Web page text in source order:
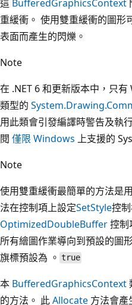
這 BufferedGraphicsContext
重緩衝。 使用雙重緩衝的圖形
表面而產生的閃爍。
Note
在 .NET 6 和更新版本中，只
類型的
用此類會引發編譯時警告及執
閱 僅限 Windows 上支援的
Note
使用雙重緩衝最簡單的方法是
法在控制項上設定SetStyle控
OptimizedDoubleBuffer控制
所有繪圖作業導向到預設的圖
旗標預設為 。 true
本 BufferedGraphicsContext
的方法。 此Allocate 方法會產